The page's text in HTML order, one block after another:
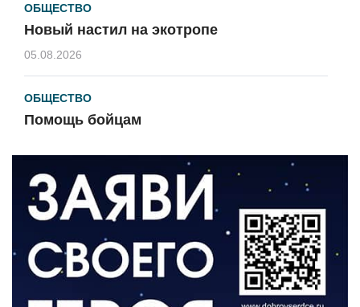
ОБЩЕСТВО
Новый настил на экотропе
05.08.2026
ОБЩЕСТВО
Помощь бойцам
ВЛАСТЬ
«Второй старт» для ветеранов СВО
РАЗЪЯСНЯЕМ
Контракт с новой выплатой